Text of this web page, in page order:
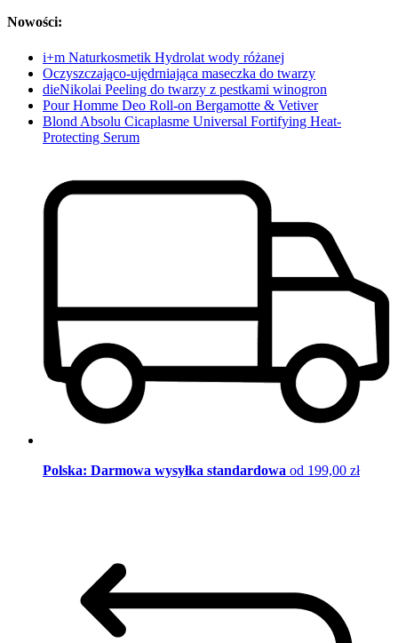
Nowości:
i+m Naturkosmetik Hydrolat wody różanej
Oczyszczająco-ujędrniająca maseczka do twarzy
dieNikolai Peeling do twarzy z pestkami winogron
Pour Homme Deo Roll-on Bergamotte & Vetiver
Blond Absolu Cicaplasme Universal Fortifying Heat-
Protecting Serum
Polska: Darmowa wysyłka standardowa od 199,00 zł